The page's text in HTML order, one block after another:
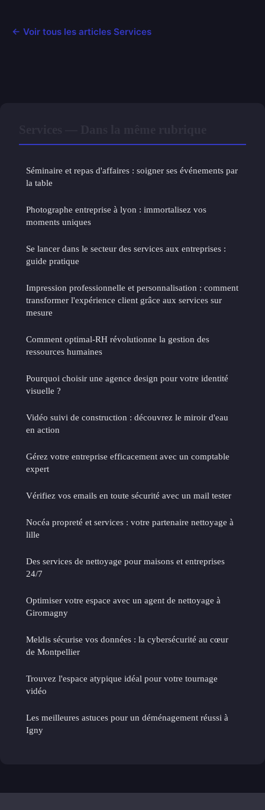
← Voir tous les articles Services
Séminaire et repas d'affaires : soigner ses événements par
la table
Photographe entreprise à lyon : immortalisez vos
moments uniques
Se lancer dans le secteur des services aux entreprises :
guide pratique
Impression professionnelle et personnalisation : comment
transformer l'expérience client grâce aux services sur
mesure
Comment optimal-RH révolutionne la gestion des
ressources humaines
Pourquoi choisir une agence design pour votre identité
visuelle ?
Vidéo suivi de construction : découvrez le miroir d'eau
en action
Gérez votre entreprise efficacement avec un comptable
expert
Vérifiez vos emails en toute sécurité avec un mail tester
Nocéa propreté et services : votre partenaire nettoyage à
lille
Des services de nettoyage pour maisons et entreprises
24/7
Optimiser votre espace avec un agent de nettoyage à
Giromagny
Meldis sécurise vos données : la cybersécurité au cœur
de Montpellier
Trouvez l'espace atypique idéal pour votre tournage
vidéo
Les meilleures astuces pour un déménagement réussi à
Igny